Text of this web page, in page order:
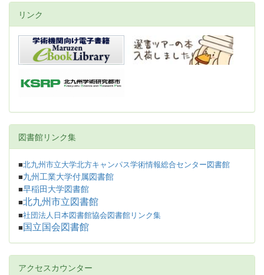
リンク
図書館リンク集
■北九州市立大学北方キャンパス学術情報総合センター図書館
■九州工業大学付属図書館
■早稲田大学図書館
■北九州市立図書館
■社団法人日本図書館協会図書館リンク集
■ 国立国会図書館
アクセスカウンター